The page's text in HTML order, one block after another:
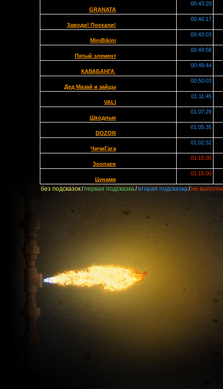
GRANATA
00:43:20
Заводи! Поехали!
00:46:17
MiniBikini
00:43:03
Пятый элемент
00:49:58
КАВАБАНГА
00:49:44
Дед Мазай и зайцы
00:50:03
VALI
01:11:45
Шкодные
01:07:29
DOZOR
01:05:35
ЧичиГага
01:02:32
Зоопарк
01:15:00
Цунами
01:15:00
без подсказок/первая подсказка/вторая подсказка/не